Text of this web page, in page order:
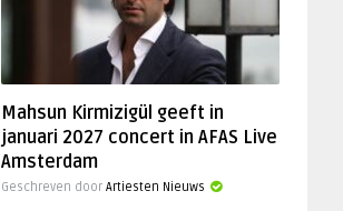
Mahsun Kirmizigül geeft in
januari 2027 concert in AFAS Live
Amsterdam
Geschreven door Artiesten Nieuws